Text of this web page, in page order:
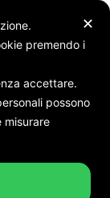
✕
premendo i
accettare.
possono
misurare